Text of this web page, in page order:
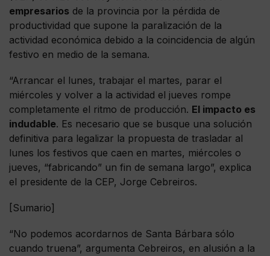
empresarios de la provincia por la pérdida de
productividad que supone la paralización de la
actividad económica debido a la coincidencia de algún
festivo en medio de la semana.
“Arrancar el lunes, trabajar el martes, parar el
miércoles y volver a la actividad el jueves rompe
completamente el ritmo de producción. El impacto es
indudable. Es necesario que se busque una solución
definitiva para legalizar la propuesta de trasladar al
lunes los festivos que caen en martes, miércoles o
jueves, “fabricando” un fin de semana largo”, explica
el presidente de la CEP, Jorge Cebreiros.
[Sumario]
“No podemos acordarnos de Santa Bárbara sólo
cuando truena”, argumenta Cebreiros, en alusión a la